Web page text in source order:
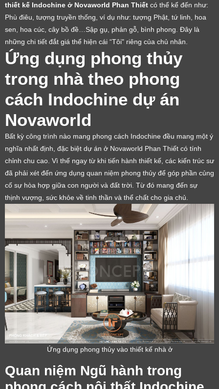
thiết kế Indochine ở Novaworld Phan Thiết có thể kể đến như:
Phù điêu, tượng truyền thống, ví dụ như: tượng Phật, tứ linh, hoa
sen, hoa cúc, cây bồ đề…Sập gụ, phản gỗ, bình phong. Đây là
những chi tiết đắt giá thể hiện cái “Tôi" riêng của chủ nhân.
Ứng dụng phong thủy
trong nhà theo phong
cách Indochine dự án
Novaworld
Bất kỳ công trình nào mang phong cách Indochine đều mang một ý
nghĩa nhất định, đặc biệt dự án ở Novaworld Phan Thiết có tính
chỉnh chu cao. Vì thế ngay từ khi tiến hành thiết kế, các kiến trúc sư
đã phải xét đến ứng dụng quan niệm phong thủy để góp phần củng
cố sự hòa hợp giữa con người và đất trời. Từ đó mang đến sự
thịnh vượng, sức khỏe về tinh thần và thể chất cho gia chủ.
Ứng dụng phong thủy vào thiết kế nhà ở
Quan niệm Ngũ hành trong